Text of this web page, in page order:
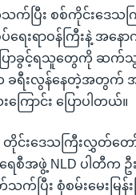
က်ပြီး စစ်ကိုင်းဒေသ
ရေးရာဝန်ကြီးနဲ့ အနေ
ောခွင့်ရသူတွေကို ဆက်သွယ်
ခရီးလွန်နေတဲ့အတွက်
ြောင်း ပြောပါတယ်။
တိုင်းဒေသကြီးလွှတ်တ
ေစီအဖွဲ့ NLD ပါတီက ဦ
က်ပြီး စုံစမ်းမေးမြန်